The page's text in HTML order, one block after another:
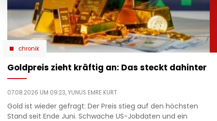
chronik
Goldpreis zieht kräftig an: Das steckt dahinter
07.08.2026 UM 09:23,YUNUS EMRE KURT
Gold ist wieder gefragt: Der Preis stieg auf den höchsten
Stand seit Ende Juni. Schwache US-Jobdaten und ein